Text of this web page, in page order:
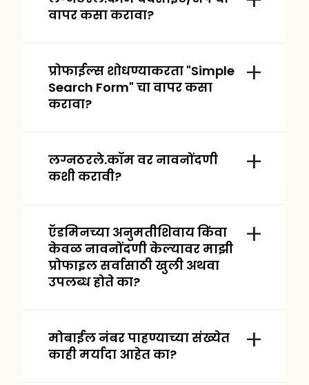
वापर कसा करावा?
प्रोफाईल्स शोधण्याकरता "Simple
Search Form" चा वापर कसा
करावा?
लग्नठरले.कॉम वर नावनोंदणी
कशी करावी?
ऍडमिनच्या अनुमतीशिवाय किंवा
केवळ नावनोंदणी केल्यावर माझी
प्रोफाइल सर्वासाठी खुली अथवा
उपलब्ध होते का?
मोबाईल नंबर पाहण्याच्या संख्येत
काही मर्यादा आहेत का?